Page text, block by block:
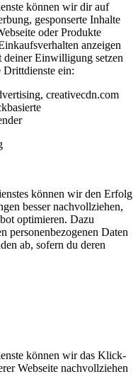
können wir dir auf
gesponserte Inhalte
oder Produkte
anzeigen
deiner Einwilligung setzen
Drittdienste ein:
creativecdn.com
können wir den Erfolg
besser nachvollziehen,
optimieren. Dazu
personenbezogenen Daten
ab, sofern du deren
können wir das Klick-
Webseite nachvollziehen